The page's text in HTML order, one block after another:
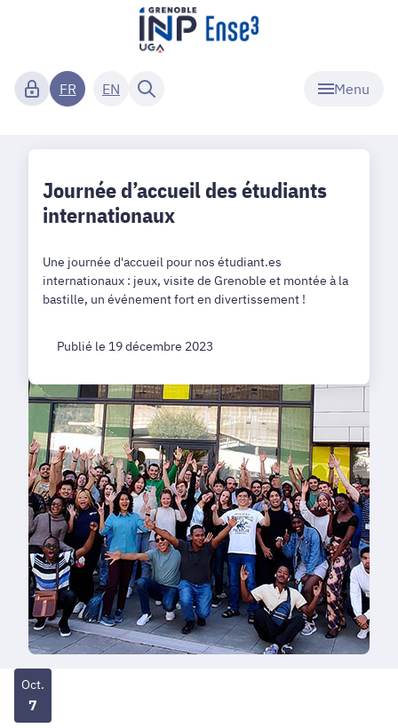
Menu
FR EN
Journée d’accueil des étudiants
internationaux
Une journée d'accueil pour nos étudiant.es
internationaux : jeux, visite de Grenoble et montée à la
bastille, un événement fort en divertissement !
Publié le 19 décembre 2023
Oct.
7